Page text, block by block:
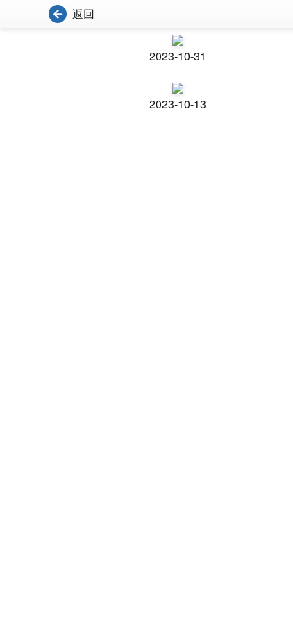
返回
2023-10-31
2023-10-13